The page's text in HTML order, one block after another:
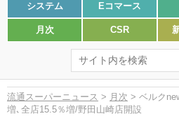
システム Eコマース
月次 CSR
流通スーパーニュース > 月次 > ベルク
増､全店15.5％増/野田山崎店開設